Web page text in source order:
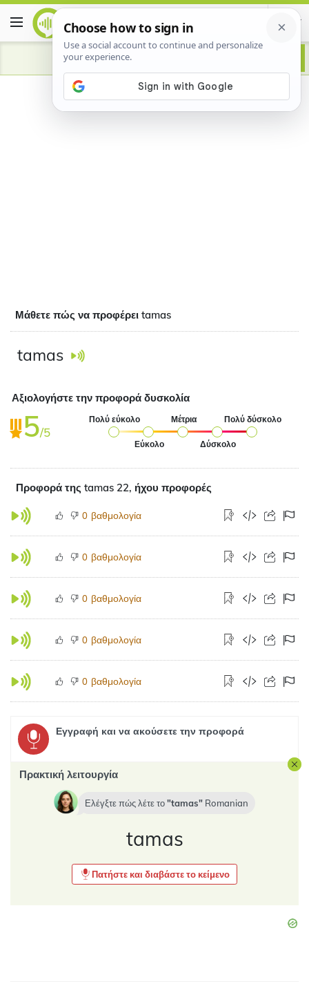
Advertisement
Μάθετε πώς να προφέρει tamas
tamas
Αξιολογήστε την προφορά δυσκολία
5/5
Πολύ εύκολο
Εύκολο
Μέτρια
Δύσκολο
Πολύ δύσκολο
Προφορά της tamas 22, ήχου προφορές
0 βαθμολογία
0 βαθμολογία
0 βαθμολογία
0 βαθμολογία
0 βαθμολογία
Εγγραφή και να ακούσετε την προφορά
Πρακτική λειτουργία
Ελέγξτε πώς λέτε το tamas Romanian
tamas
Πατήστε και διαβάστε το κείμενο